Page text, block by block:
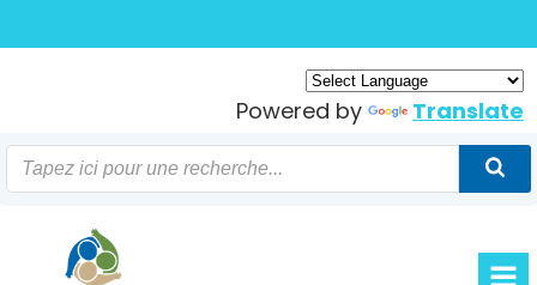
to
content
Powered by
Translate